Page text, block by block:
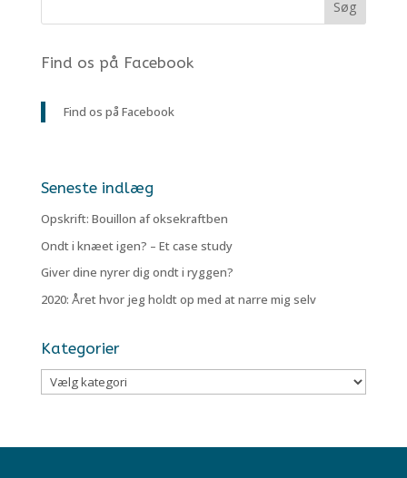
Find os på Facebook
Find os på Facebook
Seneste indlæg
Opskrift: Bouillon af oksekraftben
Ondt i knæet igen? – Et case study
Giver dine nyrer dig ondt i ryggen?
2020: Året hvor jeg holdt op med at narre mig selv
Kategorier
Kategorier